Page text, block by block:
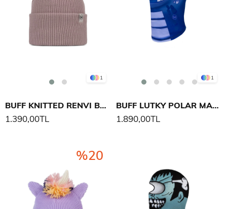
1
BUFF KNITTED RENVI BERE
1.390,00TL
1
BUFF LUTKY POLAR MASKE
1.890,00TL
%20